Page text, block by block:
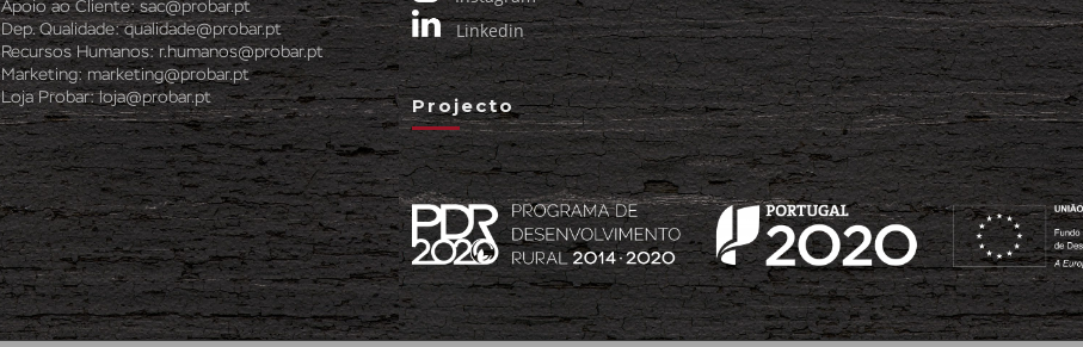
Apoio ao Cliente:sac@probar.pt
Dep. Qualidade:qualidade@probar.pt
Recursos Humanos: r.humanos@probar.pt
Marketing:marketing@probar.pt
Loja Probar:loja@probar.pt
Linkedin
Projecto